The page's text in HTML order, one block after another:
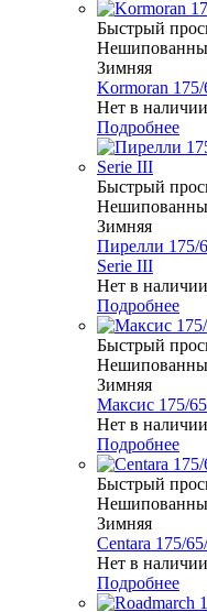
Быстрый
Зимняя
Kormoran
Нет в наличии
Подробнее
Быстрый
Зимняя
Пирелли 175/
Serie III
Нет в наличии
Подробнее
Быстрый
Зимняя
Максис 175/
Нет в наличии
Подробнее
Быстрый
Зимняя
Centara 175/
Нет в наличии
Подробнее